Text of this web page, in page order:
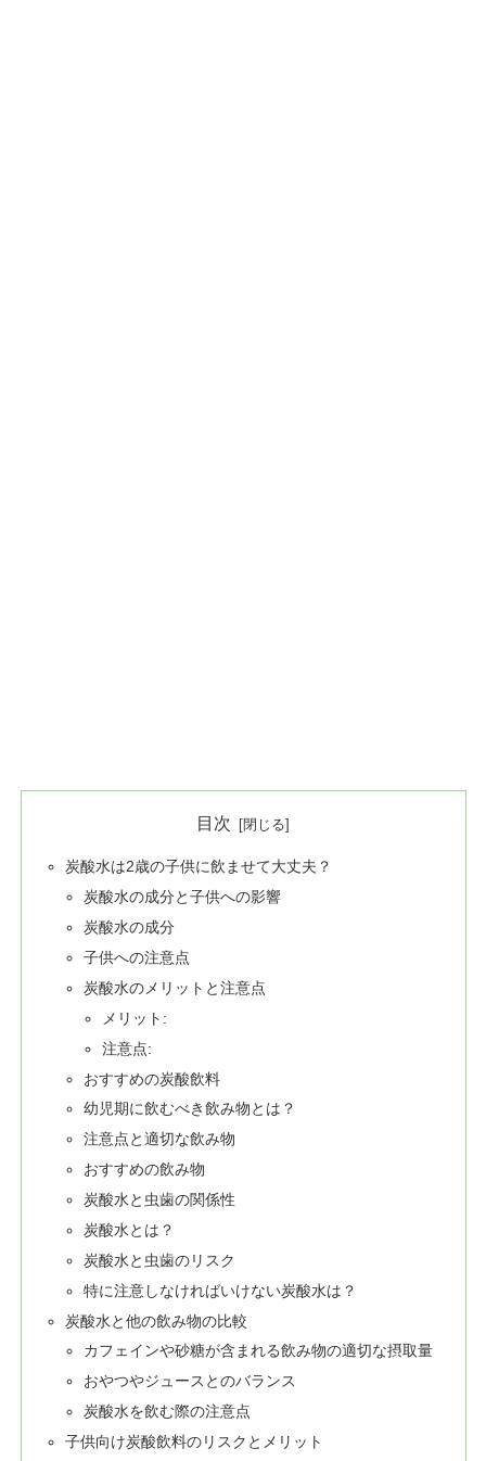
目次
炭酸水は2歳の子供に飲ませて大丈夫？
炭酸水の成分と子供への影響
炭酸水の成分
子供への注意点
炭酸水のメリットと注意点
メリット:
注意点:
おすすめの炭酸飲料
幼児期に飲むべき飲み物とは？
注意点と適切な飲み物
おすすめの飲み物
炭酸水と虫歯の関係性
炭酸水とは？
炭酸水と虫歯のリスク
特に注意しなければいけない炭酸水は？
炭酸水と他の飲み物の比較
カフェインや砂糖が含まれる飲み物の適切な摂取量
おやつやジュースとのバランス
炭酸水を飲む際の注意点
子供向け炭酸飲料のリスクとメリット